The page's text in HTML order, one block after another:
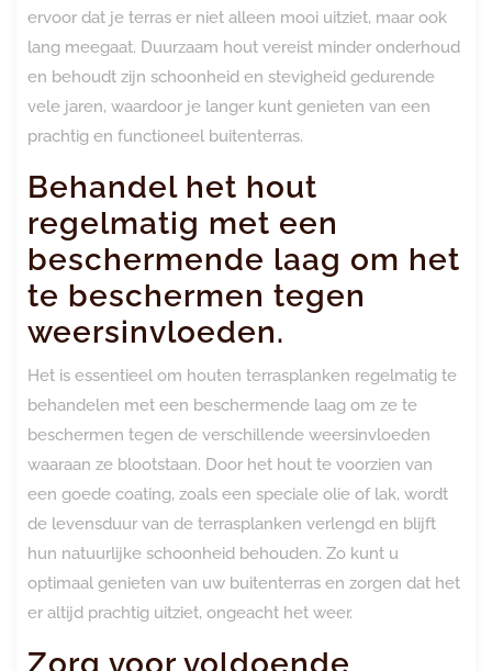
ervoor dat je terras er niet alleen mooi uitziet, maar ook
lang meegaat. Duurzaam hout vereist minder onderhoud
en behoudt zijn schoonheid en stevigheid gedurende
vele jaren, waardoor je langer kunt genieten van een
prachtig en functioneel buitenterras.
Behandel het hout
regelmatig met een
beschermende laag om het
te beschermen tegen
weersinvloeden.
Het is essentieel om houten terrasplanken regelmatig te
behandelen met een beschermende laag om ze te
beschermen tegen de verschillende weersinvloeden
waaraan ze blootstaan. Door het hout te voorzien van
een goede coating, zoals een speciale olie of lak, wordt
de levensduur van de terrasplanken verlengd en blijft
hun natuurlijke schoonheid behouden. Zo kunt u
optimaal genieten van uw buitenterras en zorgen dat het
er altijd prachtig uitziet, ongeacht het weer.
Zorg voor voldoende